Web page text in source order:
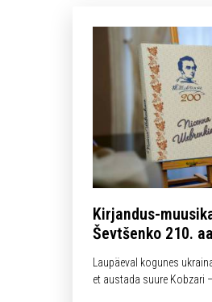
Kirjandus-
Ševtšenko 210.
Laupäeval kogunes
et austada suure Kobzari